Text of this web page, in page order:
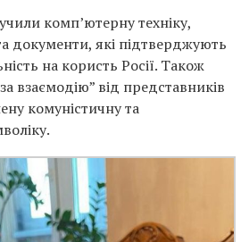
комп’ютерну техніку,
документи, які підтверджують
на користь Росії. Також
взаємодію” від представників
комуністичну та